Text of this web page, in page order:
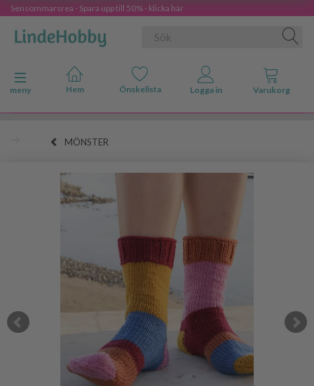
Sensommarsrea - Spara upp till 50% - klicka här
Ändra navigering
meny
MÖNSTER